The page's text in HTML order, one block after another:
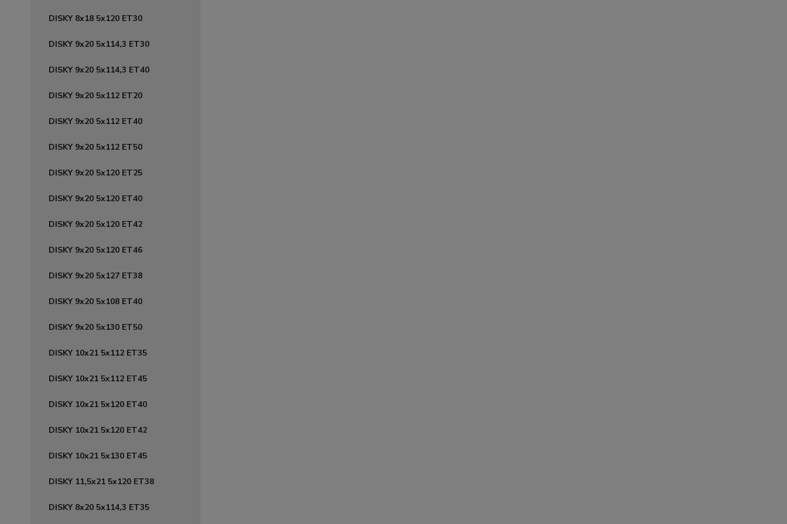
DISKY 8x18 5x120 ET30
DISKY 9x20 5x114,3 ET30
DISKY 9x20 5x114,3 ET40
DISKY 9x20 5x112 ET20
DISKY 9x20 5x112 ET40
DISKY 9x20 5x112 ET50
DISKY 9x20 5x120 ET25
DISKY 9x20 5x120 ET40
DISKY 9x20 5x120 ET42
DISKY 9x20 5x120 ET46
DISKY 9x20 5x127 ET38
DISKY 9x20 5x108 ET40
DISKY 9x20 5x130 ET50
DISKY 10x21 5x112 ET35
DISKY 10x21 5x112 ET45
DISKY 10x21 5x120 ET40
DISKY 10x21 5x120 ET42
DISKY 10x21 5x130 ET45
DISKY 11,5x21 5x120 ET38
DISKY 8x20 5x114,3 ET35